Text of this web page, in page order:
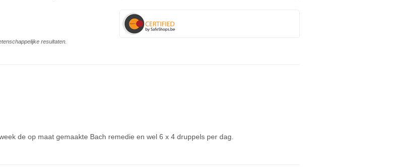
resultaten.
de op maat gemaakte Bach remedie en wel 6 x 4 druppels per dag.